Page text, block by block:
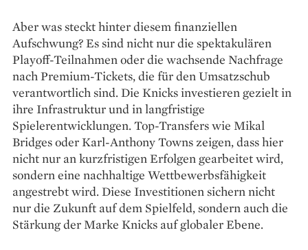
Aber was steckt hinter diesem finanziellen
Aufschwung? Es sind nicht nur die spektakulären
Playoff-Teilnahmen oder die wachsende Nachfrage
nach Premium-Tickets, die für den Umsatzschub
verantwortlich sind. Die Knicks investieren gezielt in
ihre Infrastruktur und in langfristige
Spielerentwicklungen. Top-Transfers wie Mikal
Bridges oder Karl-Anthony Towns zeigen, dass hier
nicht nur an kurzfristigen Erfolgen gearbeitet wird,
sondern eine nachhaltige Wettbewerbsfähigkeit
angestrebt wird. Diese Investitionen sichern nicht
nur die Zukunft auf dem Spielfeld, sondern auch die
Stärkung der Marke Knicks auf globaler Ebene.